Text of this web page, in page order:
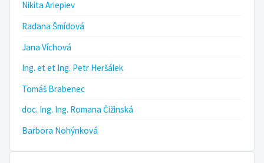
Nikita Ariepiev
Radana Šmídová
Jana Víchová
Ing. et et Ing. Petr Heršálek
Tomáš Brabenec
doc. Ing. Ing. Romana Čižinská
Barbora Nohýnková